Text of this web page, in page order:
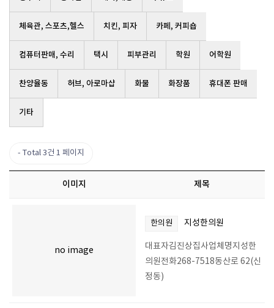
체육관, 스포츠,헬스 치킨, 피자 카페, 커피숍
컴퓨터판매, 수리 택시 피부관리 학원 어학원
찬양율동 허브, 아로마샵 화물 화장품 휴대폰 판매
기타
Total 3건 1 페이지
이미지 제목
no image
한의원 지성한의원
대표자김진상집사업체명지성한
의원전화268-7518동산로 62(신
정동)